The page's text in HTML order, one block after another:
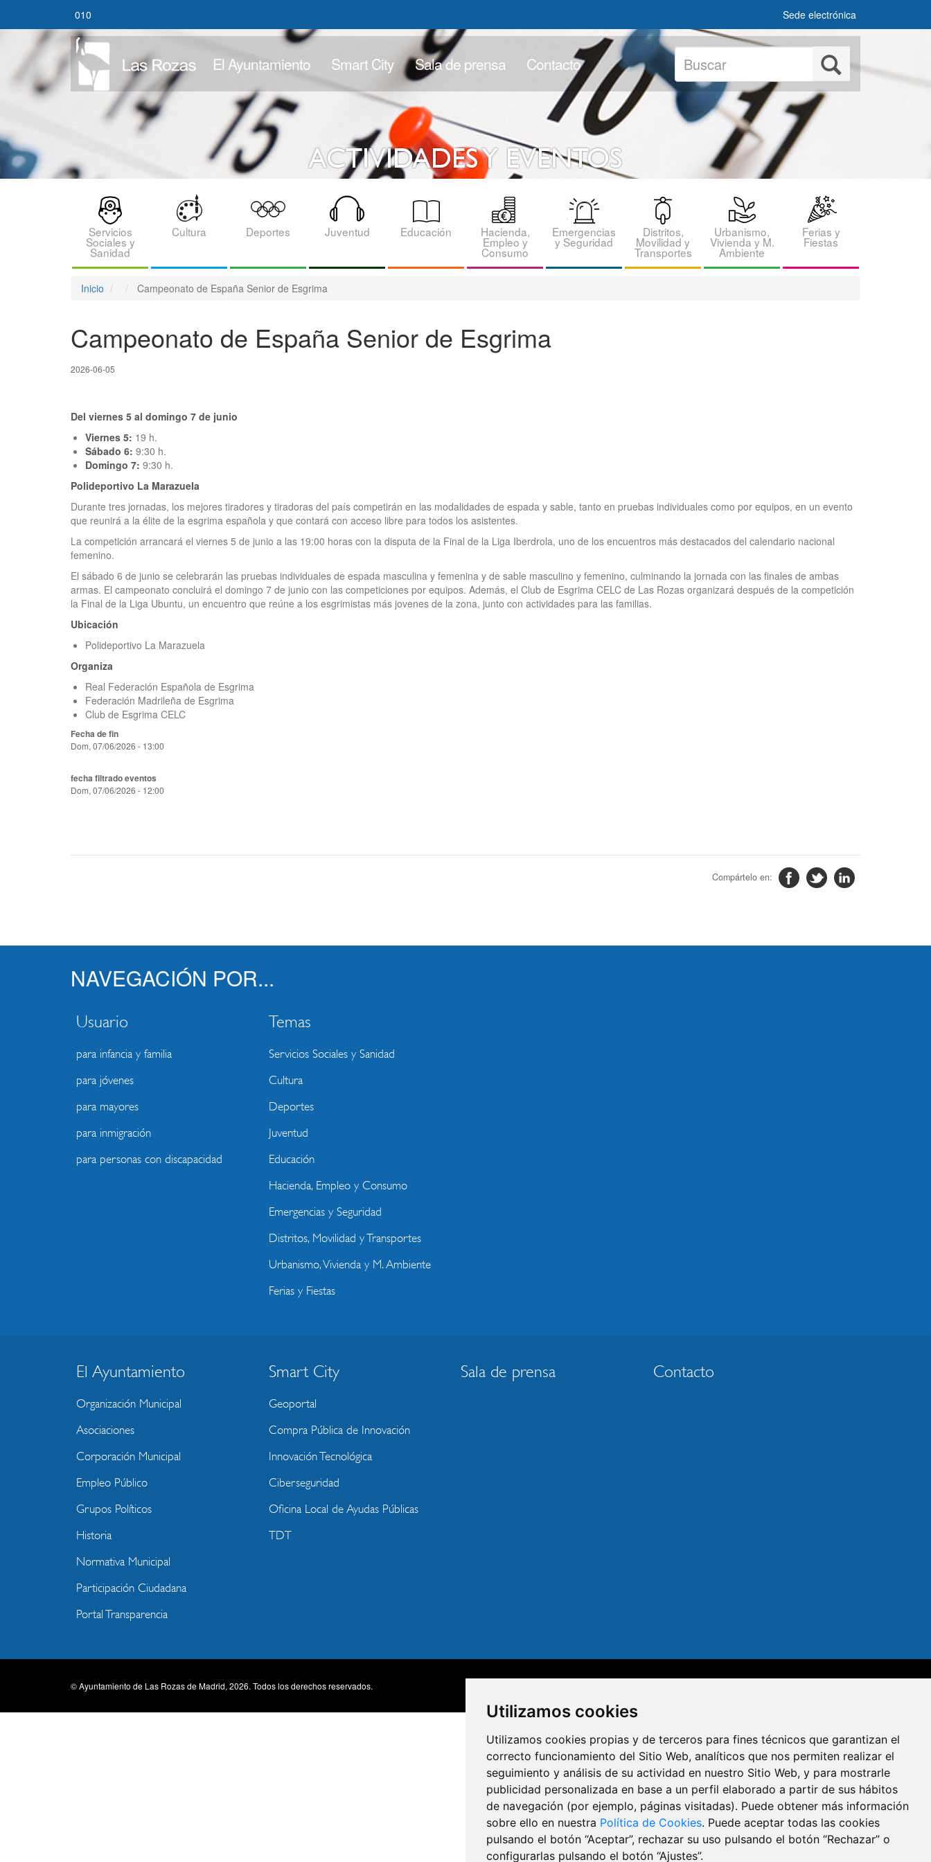
Utilizamos cookies
Utilizamos cookies propias y de terceros para fines técnicos que garantizan el
correcto funcionamiento del Sitio Web, analíticos que nos permiten realizar el
seguimiento y análisis de su actividad en nuestro Sitio Web, y para mostrarle
publicidad personalizada en base a un perfil elaborado a partir de sus hábitos
de navegación (por ejemplo, páginas visitadas). Puede obtener más información
sobre ello en nuestra Política de Cookies. Puede aceptar todas las cookies
pulsando el botón “Aceptar”, rechazar su uso pulsando el botón “Rechazar” o
configurarlas pulsando el botón “Ajustes”.
contenido
principal
010 Sede electrónica
El Ayuntamiento Smart City Sala de prensa Contacto
Buscar Buscar
BLOQUE
MENU
CATEGORIAS
Servicios
Sociales y
Sanidad
Cultura Deportes Juventud Educación Hacienda,
Empleo y
Consumo
Emergencias
y Seguridad
Distritos,
Movilidad y
Transportes
Urbanismo,
Vivienda y M.
Ambiente
Ferias y
Fiestas
Inicio Campeonato de España Senior de Esgrima
Campeonato de España Senior de Esgrima
2026-06-05
Del viernes 5 al domingo 7 de junio
Viernes 5: 19 h.
Sábado 6: 9:30 h.
Domingo 7: 9:30 h.
Polideportivo La Marazuela
Durante tres jornadas, los mejores tiradores y tiradoras del país competirán en las modalidades de espada y sable, tanto en pruebas individuales como por equipos, en un evento
que reunirá a la élite de la esgrima española y que contará con acceso libre para todos los asistentes.
La competición arrancará el viernes 5 de junio a las 19:00 horas con la disputa de la Final de la Liga Iberdrola, uno de los encuentros más destacados del calendario nacional
femenino.
El sábado 6 de junio se celebrarán las pruebas individuales de espada masculina y femenina y de sable masculino y femenino, culminando la jornada con las finales de ambas
armas. El campeonato concluirá el domingo 7 de junio con las competiciones por equipos. Además, el Club de Esgrima CELC de Las Rozas organizará después de la competición
la Final de la Liga Ubuntu, un encuentro que reúne a los esgrimistas más jovenes de la zona, junto con actividades para las familias.
Ubicación
Polideportivo La Marazuela
Organiza
Real Federación Española de Esgrima
Federación Madrileña de Esgrima
Club de Esgrima CELC
Fecha de fin
Dom, 07/06/2026 - 13:00
fecha filtrado eventos
Dom, 07/06/2026 - 12:00
NAVEGACIÓN POR...
Usuario
para infancia y familia
para jóvenes
para mayores
para inmigración
para personas con discapacidad
Temas
Servicios Sociales y Sanidad
Cultura
Deportes
Juventud
Educación
Hacienda, Empleo y Consumo
Emergencias y Seguridad
Distritos, Movilidad y Transportes
Urbanismo, Vivienda y M. Ambiente
Ferias y Fiestas
BLOQUE
MENU
WEBSITE
El Ayuntamiento
Organización Municipal
Asociaciones
Corporación Municipal
Empleo Público
Grupos Políticos
Historia
Normativa Municipal
Participación Ciudadana
Portal Transparencia
Smart City
Geoportal
Compra Pública de Innovación
Innovación Tecnológica
Ciberseguridad
Oficina Local de Ayudas Públicas
TDT
Sala de prensa Contacto
MENU
FOOTER
© Ayuntamiento de Las Rozas de Madrid, 2026. Todos los derechos reservados.